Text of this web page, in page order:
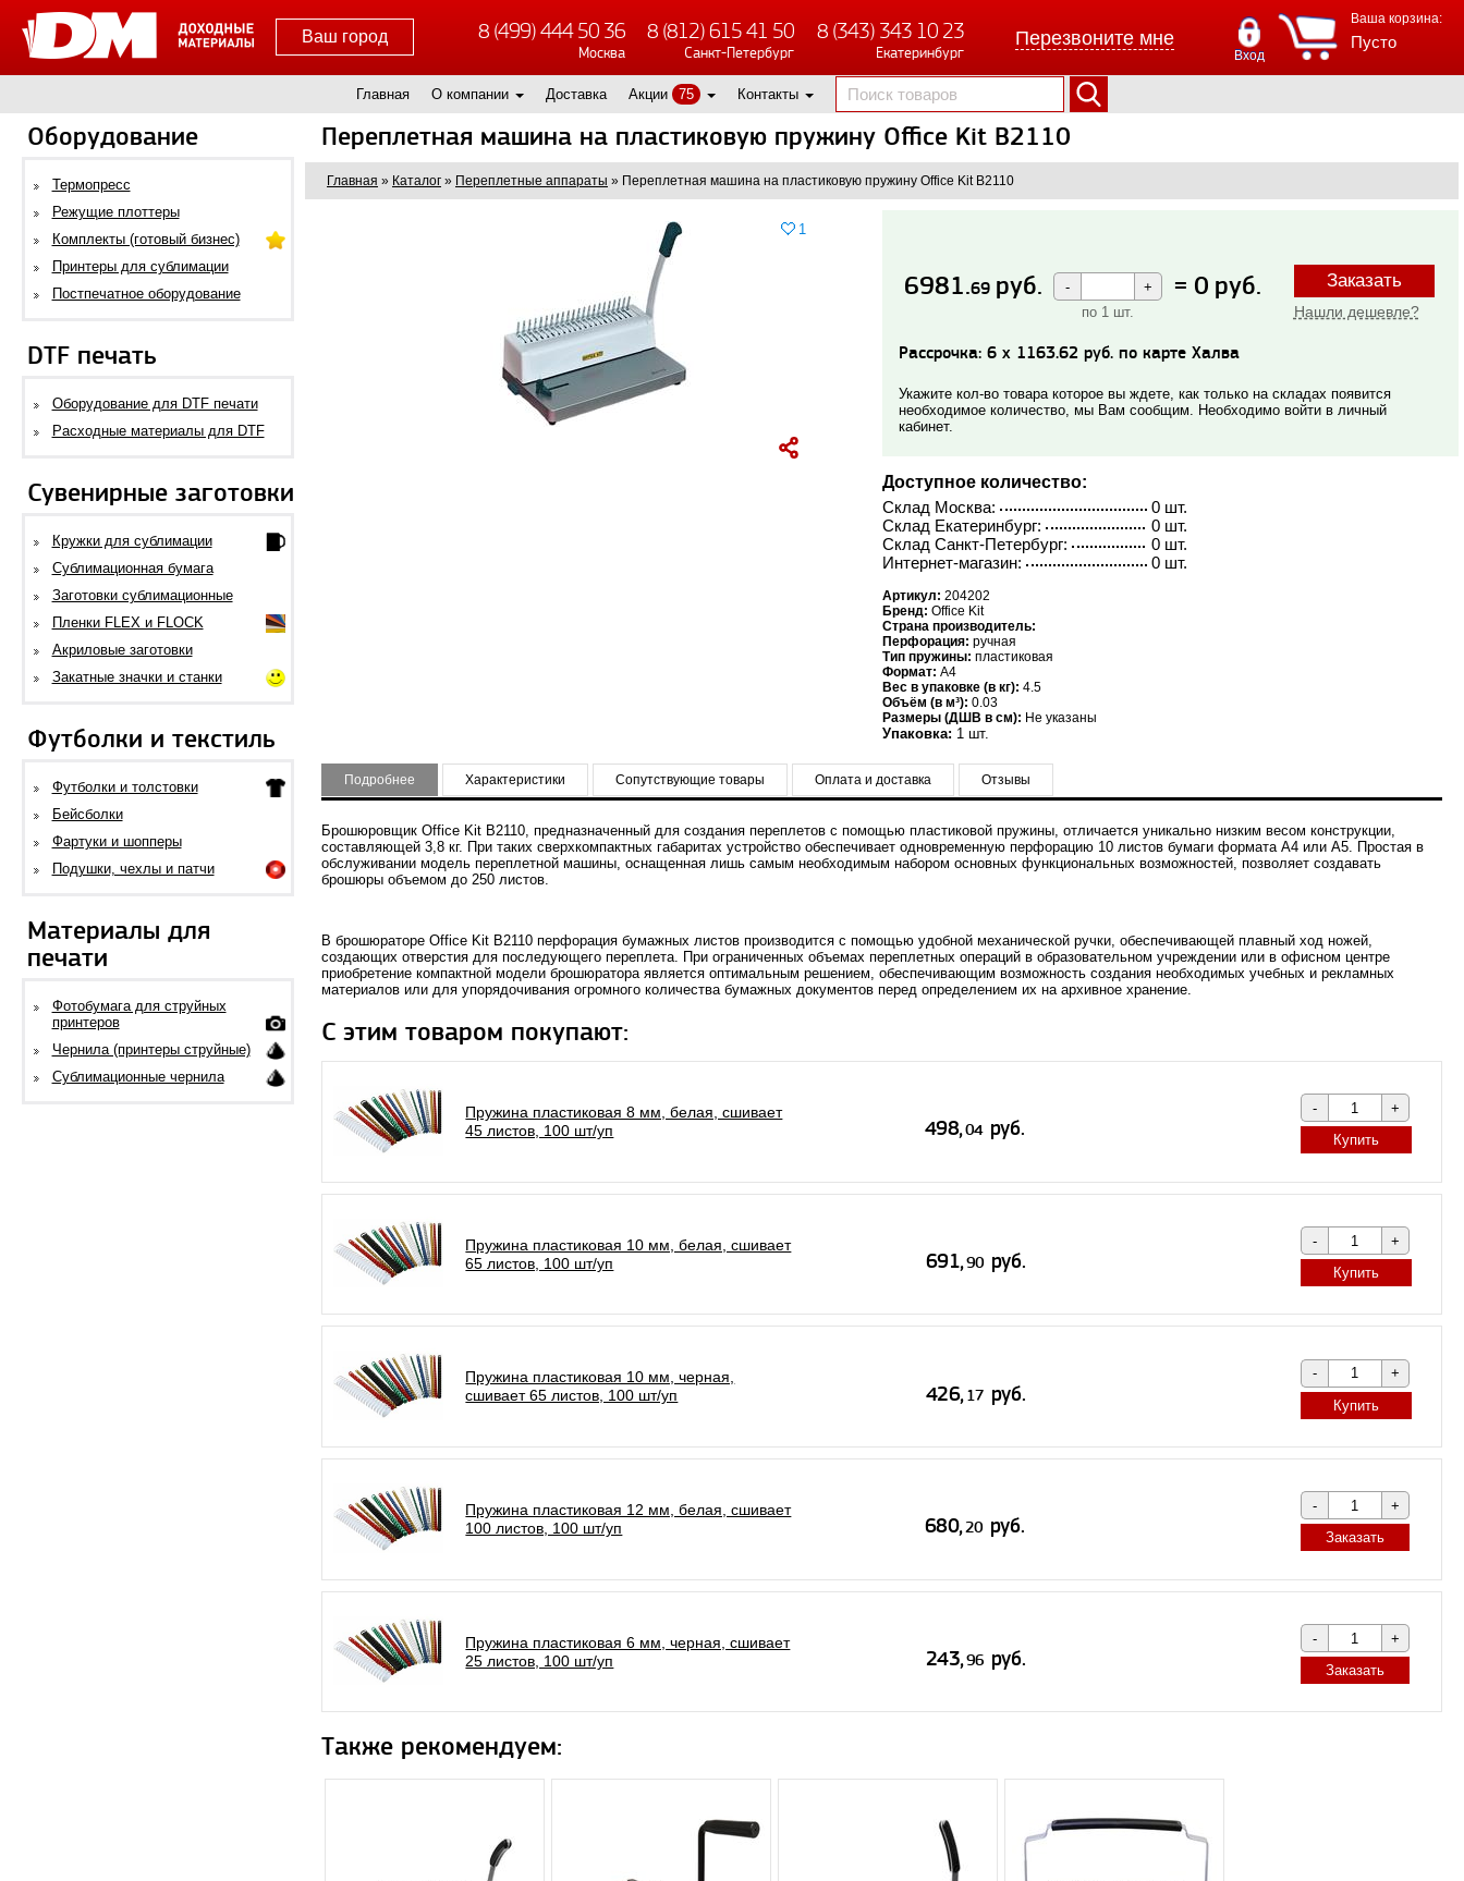
Ваш город 8 (499) 444 50 36
Москва
8 (812) 615 41 50
Санкт-Петербург
8 (343) 343 10 23
Екатеринбург
Перезвоните мне
Ваша корзина:
Пусто
Вход
Главная О компании Доставка Акции 75 Контакты
Оборудование
Термопресс
Режущие плоттеры
Комплекты (готовый бизнес)
Принтеры для сублимации
Постпечатное оборудование
DTF печать
Оборудование для DTF печати
Расходные материалы для DTF
Сувенирные заготовки
Кружки для сублимации
Сублимационная бумага
Заготовки сублимационные
Пленки FLEX и FLOCK
Акриловые заготовки
Закатные значки и станки
Футболки и текстиль
Футболки и толстовки
Бейсболки
Фартуки и шопперы
Подушки, чехлы и патчи
Материалы для
печати
Фотобумага для струйных
принтеров
Чернила (принтеры струйные)
Сублимационные чернила
Переплетная машина на пластиковую пружину Office Kit B2110
Главная » Каталог » Переплетные аппараты » Переплетная машина на пластиковую пружину Office Kit B2110
1
6981.69 руб.
по 1 шт.
= 0 руб. Заказать
Нашли дешевле?
Рассрочка: 6 x 1163.62 руб. по карте Халва
Укажите кол-во товара которое вы ждете, как только на складах появится
необходимое количество, мы Вам сообщим. Необходимо войти в личный
кабинет.
Доступное количество:
0 шт.
Склад Москва:
0 шт.
Склад Екатеринбург:
0 шт.
Склад Санкт-Петербург:
0 шт.
Интернет-магазин:
Артикул: 204202
Бренд: Offiсe Kit
Страна производитель:
Перфорация: ручная
Тип пружины: пластиковая
Формат: A4
Вес в упаковке (в кг): 4.5
Объём (в м³): 0.03
Размеры (ДШВ в см): Не указаны
Упаковка: 1 шт.
Подробнее Характеристики Сопутствующие товары Оплата и доставка Отзывы
Брошюровщик Office Kit B2110, предназначенный для создания переплетов с помощью пластиковой пружины, отличается уникально низким весом конструкции,
составляющей 3,8 кг. При таких сверхкомпактных габаритах устройство обеспечивает одновременную перфорацию 10 листов бумаги формата А4 или А5. Простая в
обслуживании модель переплетной машины, оснащенная лишь самым необходимым набором основных функциональных возможностей, позволяет создавать
брошюры объемом до 250 листов.
В брошюраторе Office Kit B2110 перфорация бумажных листов производится с помощью удобной механической ручки, обеспечивающей плавный ход ножей,
создающих отверстия для последующего переплета. При ограниченных объемах переплетных операций в образовательном учреждении или в офисном центре
приобретение компактной модели брошюратора является оптимальным решением, обеспечивающим возможность создания необходимых учебных и рекламных
материалов или для упорядочивания огромного количества бумажных документов перед определением их на архивное хранение.
С этим товаром покупают:
Пружина пластиковая 8 мм, белая, сшивает
45 листов, 100 шт/уп
Купить
Пружина пластиковая 10 мм, белая, сшивает
65 листов, 100 шт/уп
Купить
Пружина пластиковая 10 мм, черная,
сшивает 65 листов, 100 шт/уп
Купить
Пружина пластиковая 12 мм, белая, сшивает
100 листов, 100 шт/уп
Заказать
Пружина пластиковая 6 мм, черная, сшивает
25 листов, 100 шт/уп
Заказать
Также рекомендуем: